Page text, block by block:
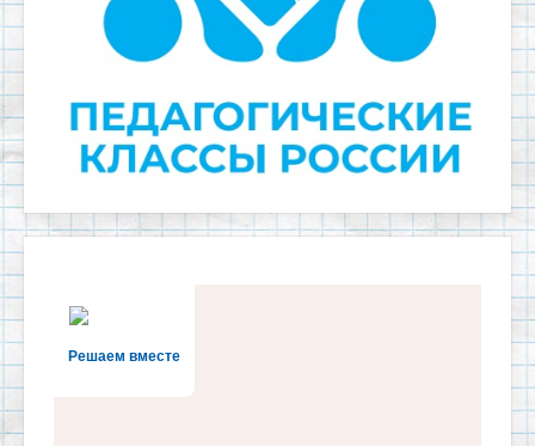
Решаем вместе